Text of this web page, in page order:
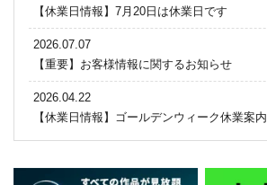
【休業日情報】7月20日は休業日です
2026.07.07
【重要】お客様情報に関するお知らせ
2026.04.22
【休業日情報】ゴールデンウィーク休業案内